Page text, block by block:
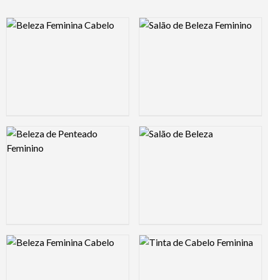
Logo Preview Image Logo Preview Image
Logo Preview Image Logo Preview Image
Logo Preview Image Logo Preview Image